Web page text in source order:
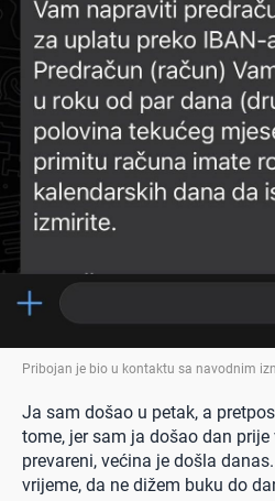
Pribojan je bio u kontaktu sa navodnim
Ja sam došao u petak, a
tome, jer sam ja došao dan
prevareni, većina je došla
vrijeme, da ne dižem buku do